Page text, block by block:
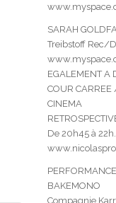
SARAH
Treibstoff Rec/
EGALEMENT A
COUR
CINEMA
De 20h45 à
PERFORMANCE
BAKEMONO
Compagnie